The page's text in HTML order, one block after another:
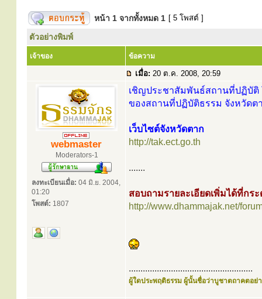
หน้า 1 จากทั้งหมด 1 [ 5 โพสต์ ]
ตัวอย่างพิมพ์
เจ้าของ ข้อความ
เมื่อ: 20 ต.ค. 2008, 20:59
webmaster
Moderators-1
ลงทะเบียนเมื่อ: 04 มิ.ย. 2004,
01:20
โพสต์: 1807
เชิญประชาสัมพันธ์สถานที่ปฏิบัติ
ของสถานที่ปฏิบัติธรรม จังหวัดต
เว็บไซต์จังหวัดตาก
http://tak.ect.go.th
.......
สอบถามรายละเอียดเพิ่มได้ที่กร
http://www.dhammajak.net/
.....................................................
ผู้ใดประพฤติธรรม ผู้นั้นชื่อว่าบูชาตถาคตอย่า